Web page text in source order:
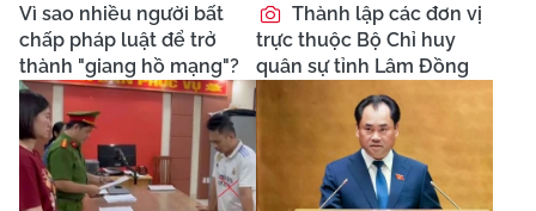
Vì sao nhiều người bất
chấp pháp luật để trở
thành "giang hồ mạng"?
Thành lập các đơn vị
trực thuộc Bộ Chỉ huy
quân sự tỉnh Lâm Đồng